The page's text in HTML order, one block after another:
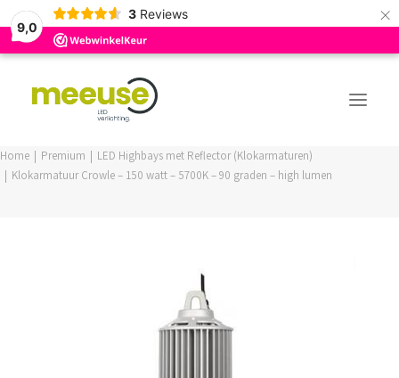
9,0
3 Reviews ×
Home Premium
LED Highbays met Reflector (Klokarmaturen)
Klokarmatuur Crowle – 150 watt – 5700K – 90 graden – high lumen